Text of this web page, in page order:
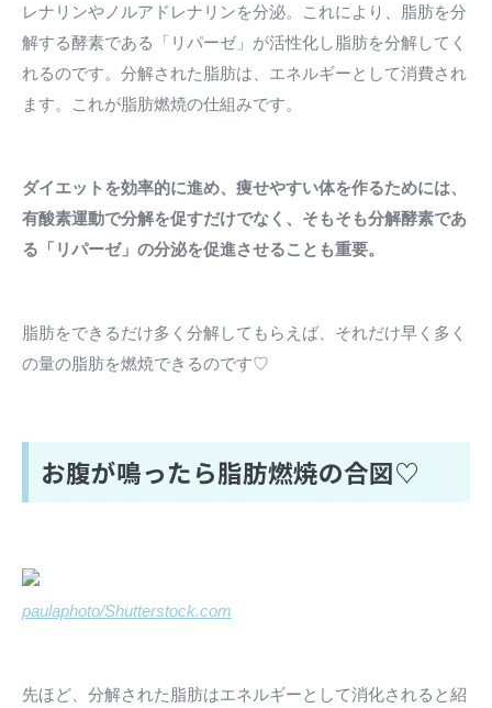
レナリンやノルアドレナリンを分泌。これにより、脂肪を分
解する酵素である「リパーゼ」が活性化し脂肪を分解してく
れるのです。分解された脂肪は、エネルギーとして消費され
ます。これが脂肪燃焼の仕組みです。
ダイエットを効率的に進め、痩せやすい体を作るためには、
有酸素運動で分解を促すだけでなく、そもそも分解酵素であ
る「リパーゼ」の分泌を促進させることも重要。
脂肪をできるだけ多く分解してもらえば、それだけ早く多く
の量の脂肪を燃焼できるのです♡
お腹が鳴ったら脂肪燃焼の合図♡
paulaphoto/Shutterstock.com
先ほど、分解された脂肪はエネルギーとして消化されると紹